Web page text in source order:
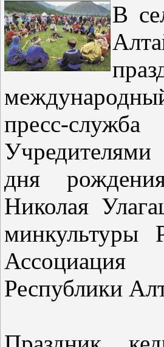
В
пресс-
дня
Николая
минкультуры
Ассоциация
Республики